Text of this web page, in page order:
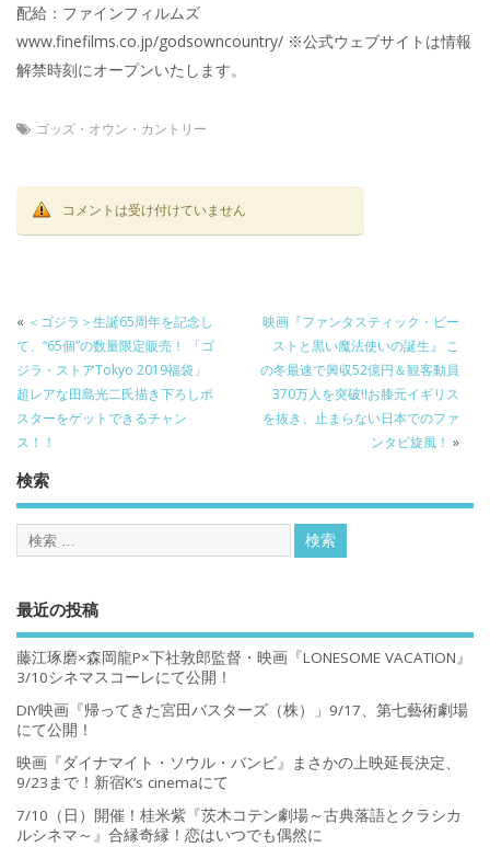
配給：ファインフィルムズ
www.finefilms.co.jp/godsowncountry/ ※公式ウェブサイトは情報
解禁時刻にオープンいたします。
ゴッズ・オウン・カントリー
コメントは受け付けていません
« ＜ゴジラ＞生誕65周年を記念し
て、“65個”の数量限定販売！ 「ゴ
ジラ・ストアTokyo 2019福袋」
超レアな田島光二氏描き下ろしポ
スターをゲットできるチャン
ス！！
映画『ファンタスティック・ビー
ストと黒い魔法使いの誕生』 こ
の冬最速で興収52億円＆観客動員
370万人を突破!!お膝元イギリス
を抜き、止まらない日本でのファ
ンタビ旋風！​ »
検索
最近の投稿
藤江琢磨×森岡龍P×下社敦郎監督・映画『LONESOME VACATION』
3/10シネマスコーレにて公開！
DIY映画『帰ってきた宮田バスターズ（株）」9/17、第七藝術劇場
にて公開！
映画『ダイナマイト・ソウル・バンビ』まさかの上映延長決定、
9/23まで！新宿K’s cinemaにて
7/10（日）開催！桂米紫『茨木コテン劇場～古典落語とクラシカ
ルシネマ～』合縁奇縁！恋はいつでも偶然に